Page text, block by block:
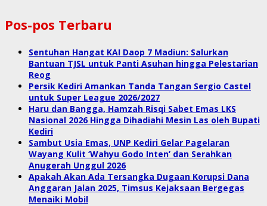
Pos-pos Terbaru
Sentuhan Hangat KAI Daop 7 Madiun: Salurkan
Bantuan TJSL untuk Panti Asuhan hingga Pelestarian
Reog
Persik Kediri Amankan Tanda Tangan Sergio Castel
untuk Super League 2026/2027
Haru dan Bangga, Hamzah Risqi Sabet Emas LKS
Nasional 2026 Hingga Dihadiahi Mesin Las oleh Bupati
Kediri
Sambut Usia Emas, UNP Kediri Gelar Pagelaran
Wayang Kulit ‘Wahyu Godo Inten’ dan Serahkan
Anugerah Unggul 2026
Apakah Akan Ada Tersangka Dugaan Korupsi Dana
Anggaran Jalan 2025, Timsus Kejaksaan Bergegas
Menaiki Mobil